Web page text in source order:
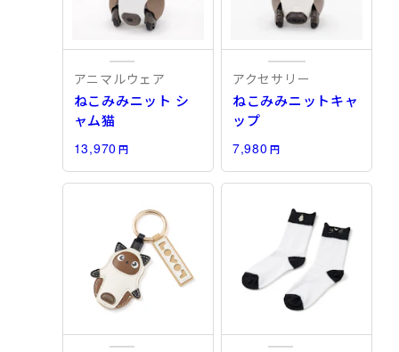
アニマルウェア
ねこみみニット シ
ャム猫
13,970 円
アクセサリー
ねこみみニットキャ
ップ
7,980 円